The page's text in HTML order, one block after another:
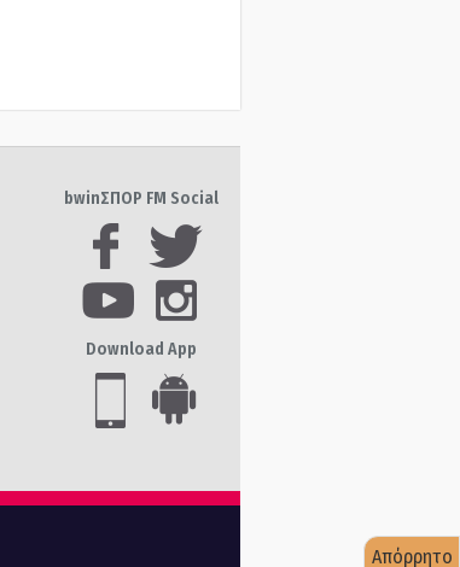
bwinΣΠΟΡ FM Social
Download App
Απόρρητο